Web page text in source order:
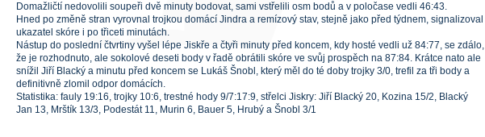
Domažličtí nedovolili soupeři dvě minuty bodovat, sami vstřelili osm bodů a v poločase vedli 46:43.
Hned po změně stran vyrovnal trojkou domácí Jindra a remízový stav, stejně jako před týdnem, signalizoval
ukazatel skóre i po třiceti minutách.
Nástup do poslední čtvrtiny vyšel lépe Jiskře a čtyři minuty před koncem, kdy hosté vedli už 84:77, se zdálo,
že je rozhodnuto, ale sokolové deseti body v řadě obrátili skóre ve svůj prospěch na 87:84. Krátce nato ale
snížil Jiří Blacký a minutu před koncem se Lukáš Šnobl, který měl do té doby trojky 3/0, trefil za tři body a
definitivně zlomil odpor domácích.
Statistika: fauly 19:16, trojky 10:6, trestné hody 9/7:17:9, střelci Jiskry: Jiří Blacký 20, Kozina 15/2, Blacký
Jan 13, Mrštík 13/3, Podestát 11, Murin 6, Bauer 5, Hrubý a Šnobl 3/1